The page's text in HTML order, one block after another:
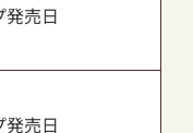
売日
売日